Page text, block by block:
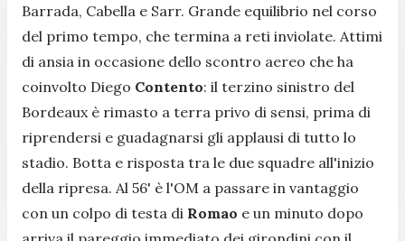
Barrada, Cabella e Sarr. Grande equilibrio nel corso
del primo tempo, che termina a reti inviolate. Attimi
di ansia in occasione dello scontro aereo che ha
coinvolto Diego Contento: il terzino sinistro del
Bordeaux è rimasto a terra privo di sensi, prima di
riprendersi e guadagnarsi gli applausi di tutto lo
stadio. Botta e risposta tra le due squadre all'inizio
della ripresa. Al 56' è l'OM a passare in vantaggio
con un colpo di testa di Romao e un minuto dopo